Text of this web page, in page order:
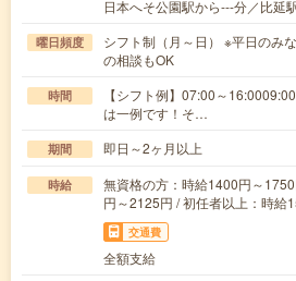
日本へそ公園駅から---分／比延
曜日頻度
シフト制（月～日） ※平日のみ
の相談もOK
時間
【シフト例】07:00～
は一例です！そ…
期間 即日～2ヶ月以上
時給
無資格の方：時給1400円～
円～2125円 / 初任者以上：時給
交通費
全額支給